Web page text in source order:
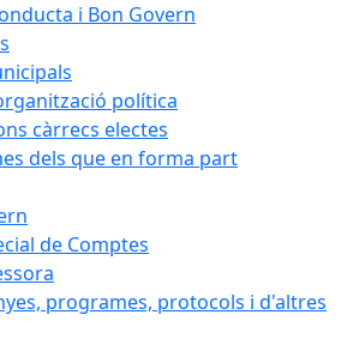
i Bon Govern
política
càrrecs electes
dels que en forma part
de Comptes
programes, protocols i d'altres